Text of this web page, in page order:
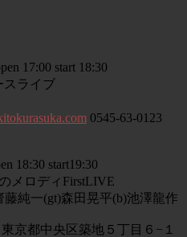
17:00 start 18:30
スライブ
0545-63-0123
18:30 start19:30
メロディFirstLIVE
純一(gt)森田晃平(b)池澤龍作
京都中央区築地５丁目６−１